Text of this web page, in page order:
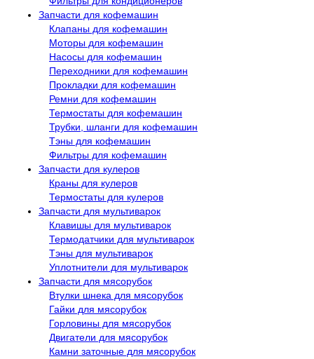
Запчасти для кофемашин
Клапаны для кофемашин
Моторы для кофемашин
Насосы для кофемашин
Переходники для кофемашин
Прокладки для кофемашин
Ремни для кофемашин
Термостаты для кофемашин
Трубки, шланги для кофемашин
Тэны для кофемашин
Фильтры для кофемашин
Запчасти для кулеров
Краны для кулеров
Термостаты для кулеров
Запчасти для мультиварок
Клавишы для мультиварок
Термодатчики для мультиварок
Тэны для мультиварок
Уплотнители для мультиварок
Запчасти для мясорубок
Втулки шнека для мясорубок
Гайки для мясорубок
Горловины для мясорубок
Двигатели для мясорубок
Камни заточные для мясорубок